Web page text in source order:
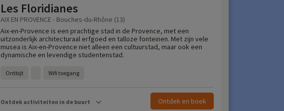
Les Floridianes
AIX EN PROVENCE - Bouches-du-Rhône (13)
Aix-en-Provence is een prachtige stad in de Provence, met een
uitzonderlijk architecturaal erfgoed en talloze fonteinen. Met zijn vele
musea is Aix-en-Provence niet alleen een cultuurstad, maar ook een
dynamische en levendige studentenstad.
Ontbijt Wifi toegang
Ontdek activiteiten in de buurt Ontdek en boek